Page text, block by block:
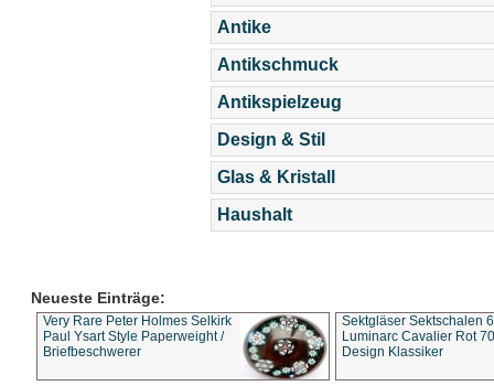
Antike
Antikschmuck
Antikspielzeug
Design & Stil
Glas & Kristall
Haushalt
Neueste Einträge:
Very Rare Peter Holmes Selkirk
Paul Ysart Style Paperweight /
Briefbeschwerer
Sektgläser Sektschalen
Luminarc Cavalier Rot
Design Klassiker